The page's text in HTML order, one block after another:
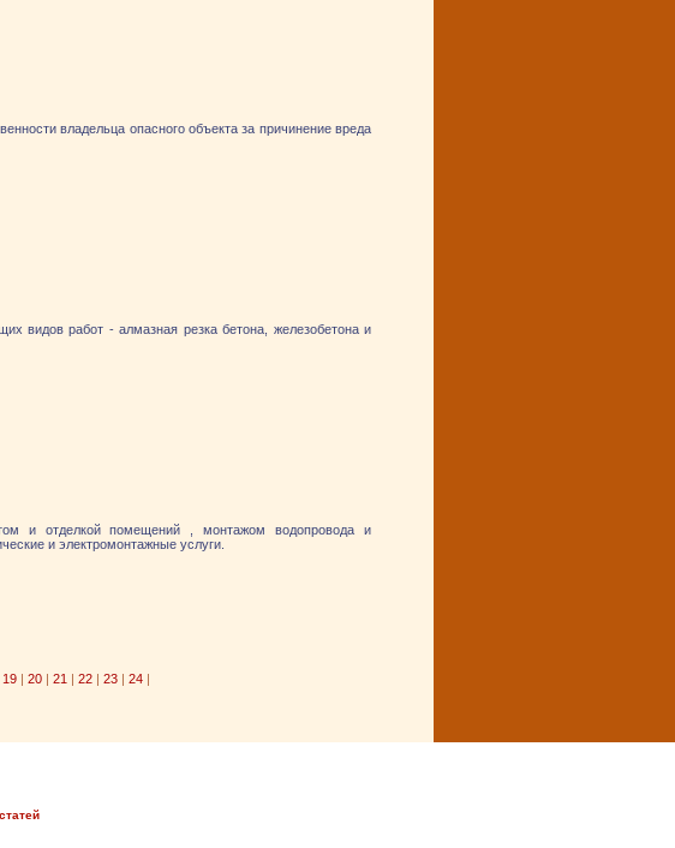
владельца опасного объекта за причинение вреда
видов работ - алмазная резка бетона, железобетона и
и отделкой помещений , монтажом водопровода и
и электромонтажные услуги.
19 | 20 | 21 | 22 | 23 | 24 |